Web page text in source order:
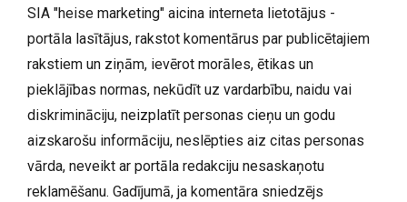
SIA "heise marketing" aicina interneta lietotājus -
portāla lasītājus, rakstot komentārus par publicētajiem
rakstiem un ziņām, ievērot morāles, ētikas un
pieklājības normas, nekūdīt uz vardarbību, naidu vai
diskrimināciju, neizplatīt personas cieņu un godu
aizskarošu informāciju, neslēpties aiz citas personas
vārda, neveikt ar portāla redakciju nesaskaņotu
reklamēšanu. Gadījumā, ja komentāra sniedzējs